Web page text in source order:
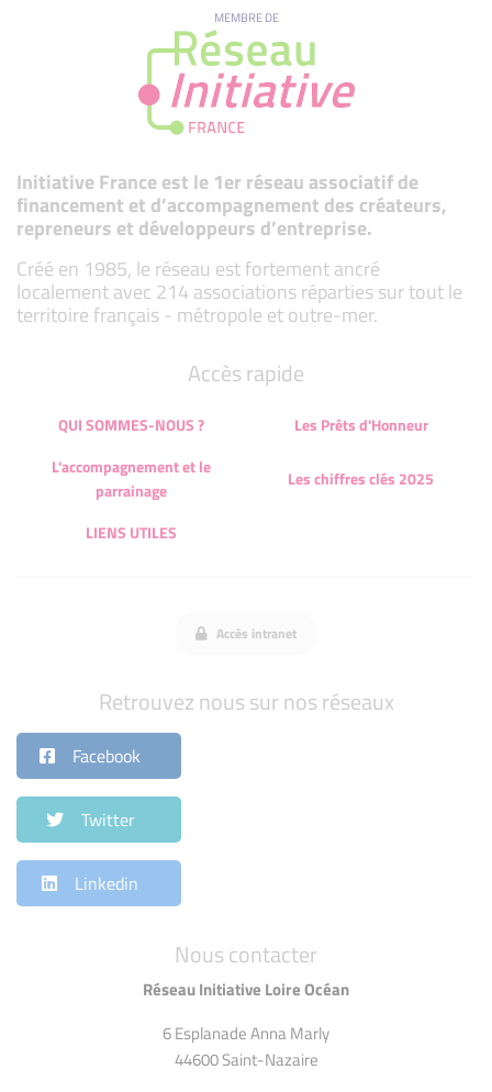
MEMBRE DE
Initiative France est le 1er réseau associatif de
financement et d’accompagnement des créateurs,
repreneurs et développeurs d’entreprise.
Créé en 1985, le réseau est fortement ancré
localement avec 214 associations réparties sur tout le
territoire français - métropole et outre-mer.
Nous contacter
Réseau Initiative Loire Océan
6 Esplanade Anna Marly
44600 Saint-Nazaire
Accès rapide
QUI SOMMES-NOUS ?
Les Prêts d'Honneur
L'accompagnement et le
parrainage
Les chiffres clés 2025
LIENS UTILES
Accès intranet
Retrouvez nous sur nos réseaux
Facebook
Twitter
Linkedin